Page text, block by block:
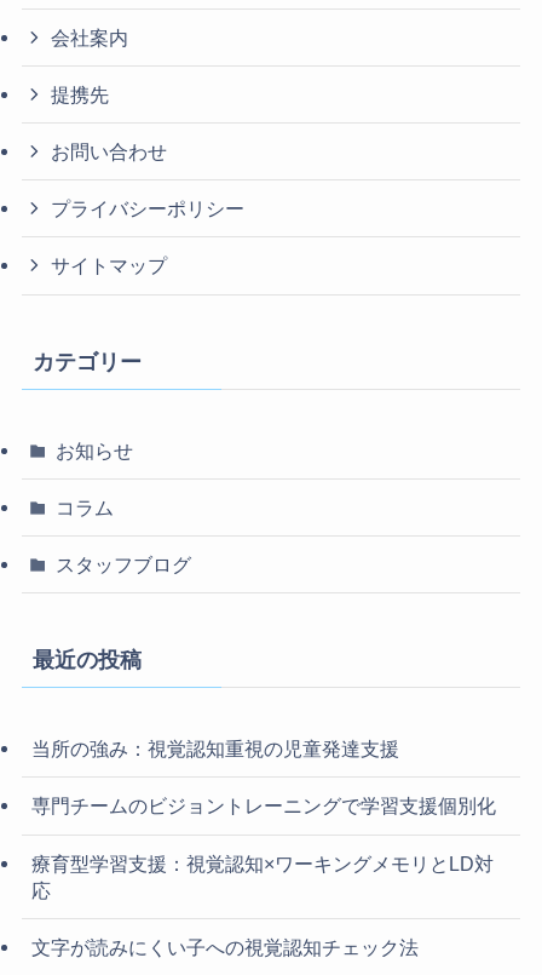
会社案内
提携先
お問い合わせ
プライバシーポリシー
サイトマップ
カテゴリー
お知らせ
コラム
スタッフブログ
最近の投稿
当所の強み：視覚認知重視の児童発達支援
専門チームのビジョントレーニングで学習支援個別化
療育型学習支援：視覚認知×ワーキングメモリとLD対
応
文字が読みにくい子への視覚認知チェック法